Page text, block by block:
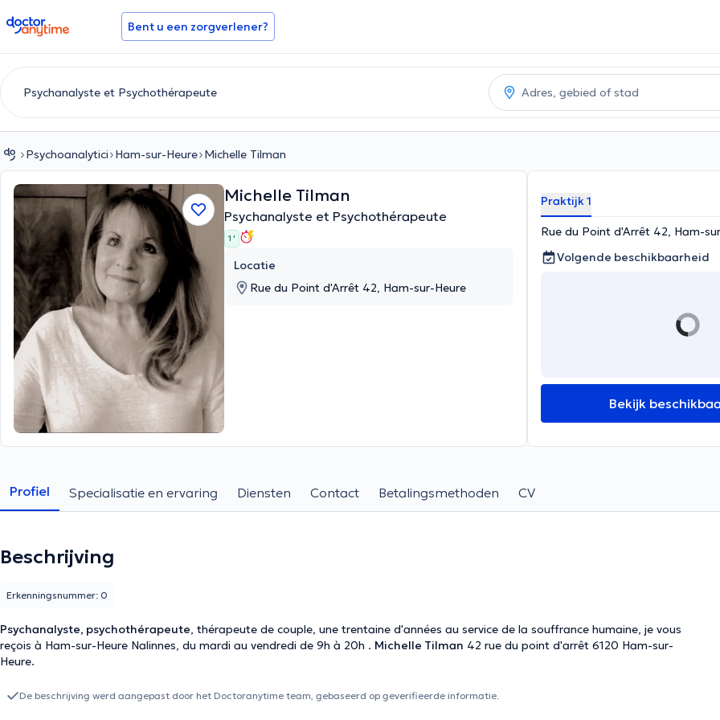
doctoranytime Bent u een zorgverlener?
Psychoanalytici Ham-sur-Heure Michelle Tilman
Michelle Tilman
Psychanalyste et Psychothérapeute
1 '
Locatie
Rue du Point d'Arrêt 42, Ham-sur-Heure
Praktijk 1
Rue du Point d'Arrêt 42, Ham-
Volgende beschikbaarheid
Bekijk
Profiel Specialisatie en ervaring Diensten Contact Betalingsmethoden CV
Beschrijving
Psychanalyste, psychothérapeute, thérapeute de couple, une trentaine d'années au service de la souffrance humaine, je vous
reçois à Ham-sur-Heure Nalinnes, du mardi au vendredi de 9h à 20h . Michelle Tilman 42 rue du point d'arrêt 6120 Ham-sur-
Heure.
Erkenningsnummer: 0
De beschrijving werd aangepast door het Doctoranytime team, gebaseerd op geverifieerde informatie.